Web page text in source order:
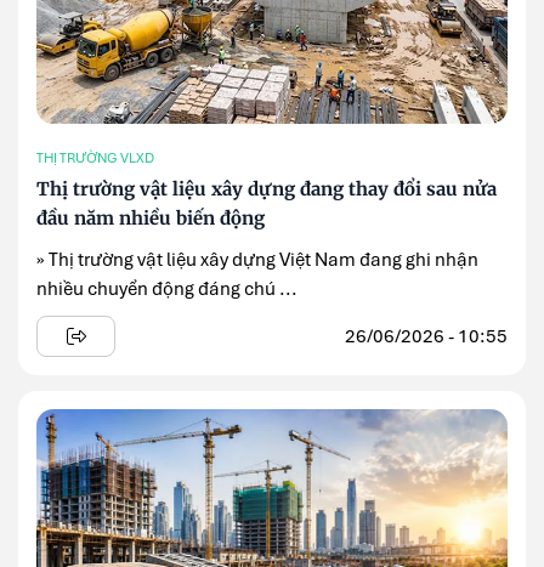
THỊ TRƯỜNG VLXD
Thị trường vật liệu xây dựng đang thay đổi sau nửa
đầu năm nhiều biến động
» Thị trường vật liệu xây dựng Việt Nam đang ghi nhận
nhiều chuyển động đáng chú ...
26/06/2026 - 10:55